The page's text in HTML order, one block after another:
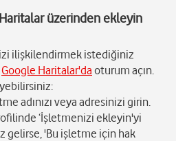
üzerinden ekleyin
ilişkilendirmek istediğiniz
Google Haritalar'da oturum açın.
adınızı veya adresinizi girin.
‘İşletmenizi ekleyin'yi
gelirse, 'Bu işletme için hak